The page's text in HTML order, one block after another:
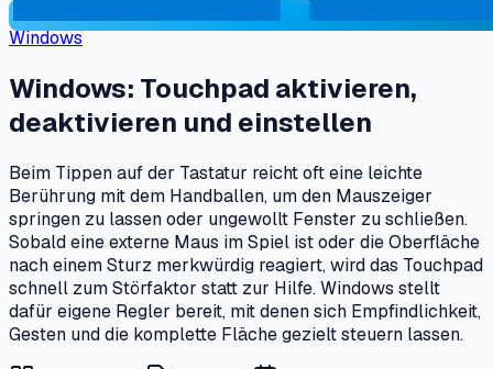
Windows
Windows: Touchpad aktivieren,
deaktivieren und einstellen
Beim Tippen auf der Tastatur reicht oft eine leichte
Berührung mit dem Handballen, um den Mauszeiger
springen zu lassen oder ungewollt Fenster zu schließen.
Sobald eine externe Maus im Spiel ist oder die Oberfläche
nach einem Sturz merkwürdig reagiert, wird das Touchpad
schnell zum Störfaktor statt zur Hilfe. Windows stellt
dafür eigene Regler bereit, mit denen sich Empfindlichkeit,
Gesten und die komplette Fläche gezielt steuern lassen.